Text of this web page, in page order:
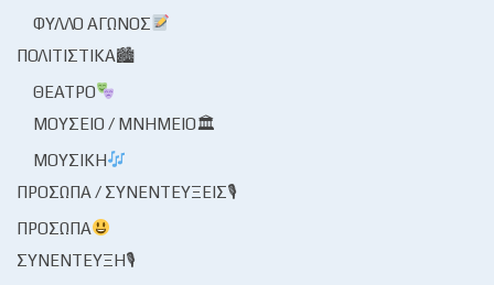
ΦΎΛΛΟ ΑΓΏΝΟΣ
ΠΟΛΙΤΙΣΤΙΚΆ🏙
ΘΈΑΤΡΟ
ΜΟΥΣΕΊΟ / ΜΝΗΜΕΊΟ🏛
ΜΟΥΣΙΚΉ
ΠΡΌΣΩΠΑ / ΣΥΝΕΝΤΕΎΞΕΙΣ🎙
ΠΡΌΣΩΠΑ
ΣΥΝΈΝΤΕΥΞΗ🎙